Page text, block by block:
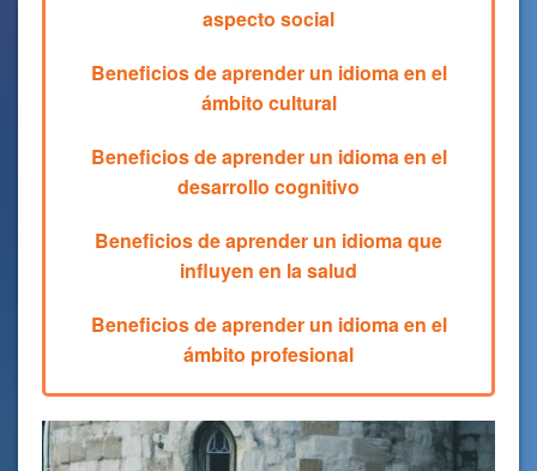
aspecto social
Beneficios de aprender un idioma en el
ámbito cultural
Beneficios de aprender un idioma en el
desarrollo cognitivo
Beneficios de aprender un idioma que
influyen en la salud
Beneficios de aprender un idioma en el
ámbito profesional